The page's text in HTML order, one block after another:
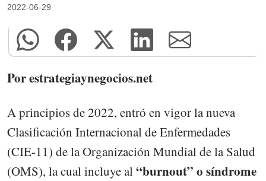
2022-06-29
Por estrategiaynegocios.net
A principios de 2022, entró en vigor la nueva
Clasificación Internacional de Enfermedades
(CIE-11) de la Organización Mundial de la Salud
(OMS), la cual incluye al“burnout” o síndrome